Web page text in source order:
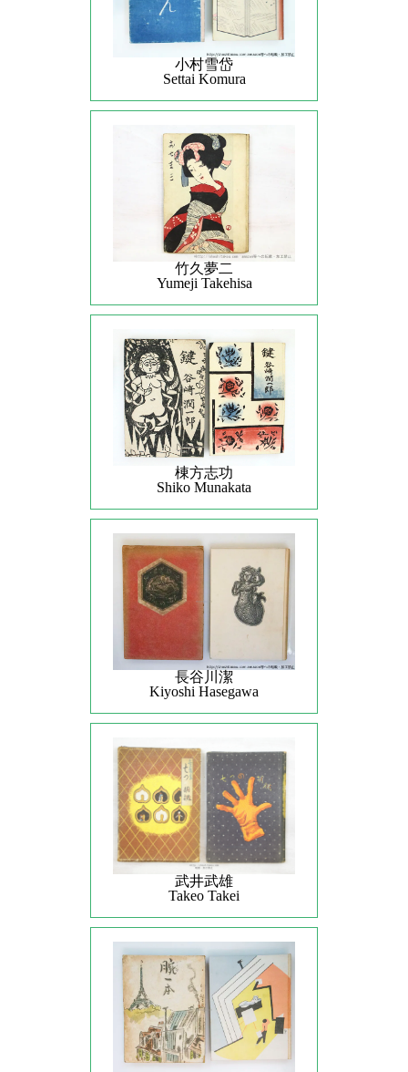
小村雪岱
Settai Komura
竹久夢二
Yumeji Takehisa
棟方志功
Shiko Munakata
長谷川潔
Kiyoshi Hasegawa
武井武雄
Takeo Takei